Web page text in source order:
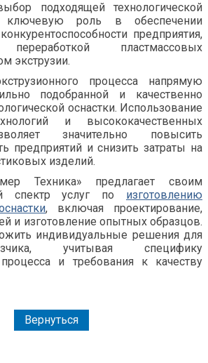
подходящей технологической
ключевую роль в обеспечении
предприятия,
пластмассовых
экструзии.
процесса напрямую
подобранной и качественно
оснастки. Использование
и высококачественных
значительно повысить
предприятий и снизить затраты на
изделий.
Техника» предлагает своим
спектр услуг по изготовлению
, включая проектирование,
и изготовление опытных образцов.
индивидуальные решения для
учитывая специфику
процесса и требования к качеству
Вернуться